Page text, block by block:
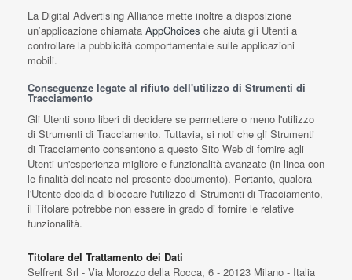
La Digital Advertising Alliance mette inoltre a disposizione
un’applicazione chiamata AppChoices che aiuta gli Utenti a
controllare la pubblicità comportamentale sulle applicazioni
mobili.
Conseguenze legate al rifiuto dell'utilizzo di Strumenti di
Tracciamento
Gli Utenti sono liberi di decidere se permettere o meno l'utilizzo
di Strumenti di Tracciamento. Tuttavia, si noti che gli Strumenti
di Tracciamento consentono a questo Sito Web di fornire agli
Utenti un'esperienza migliore e funzionalità avanzate (in linea con
le finalità delineate nel presente documento). Pertanto, qualora
l'Utente decida di bloccare l'utilizzo di Strumenti di Tracciamento,
il Titolare potrebbe non essere in grado di fornire le relative
funzionalità.
Titolare del Trattamento dei Dati
Selfrent Srl - Via Morozzo della Rocca, 6 - 20123 Milano - Italia